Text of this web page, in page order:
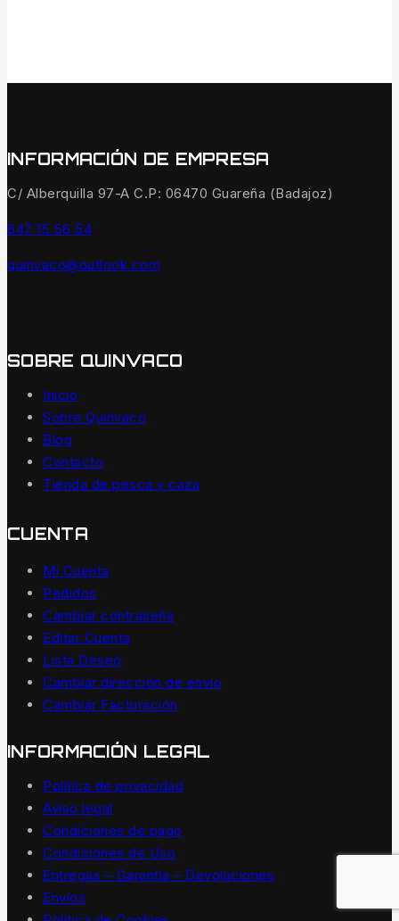
INFORMACIÓN DE EMPRESA
C/ Alberquilla 97-A C.P: 06470 Guareña (Badajoz)
647 15 56 54
quinvaco@outlook.com
SOBRE QUINVACO
Inicio
Sobre Quinvaco
Blog
Contacto
Tienda de pesca y caza
CUENTA
Mi Cuenta
Pedidos
Cambiar contraseña
Editar Cuenta
Lista Deseo
Cambiar dirección de envío
Cambiar Facturación
INFORMACIÓN LEGAL
Política de privacidad
Aviso legal
Condiciones de pago
Condiciones de Uso
Entregas – Garantía – Devoluciones
Envíos